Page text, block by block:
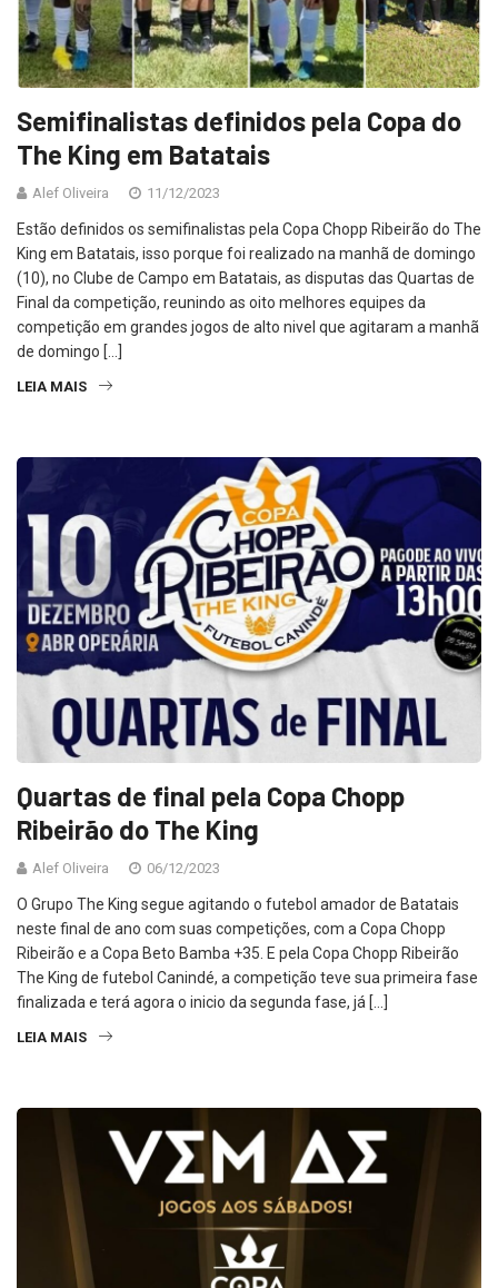
Semifinalistas definidos pela Copa do
The King em Batatais
Alef Oliveira 11/12/2023
Estão definidos os semifinalistas pela Copa Chopp Ribeirão do The
King em Batatais, isso porque foi realizado na manhã de domingo
(10), no Clube de Campo em Batatais, as disputas das Quartas de
Final da competição, reunindo as oito melhores equipes da
competição em grandes jogos de alto nivel que agitaram a manhã
de domingo […]
LEIA MAIS
Quartas de final pela Copa Chopp
Ribeirão do The King
Alef Oliveira 06/12/2023
O Grupo The King segue agitando o futebol amador de Batatais
neste final de ano com suas competições, com a Copa Chopp
Ribeirão e a Copa Beto Bamba +35. E pela Copa Chopp Ribeirão
The King de futebol Canindé, a competição teve sua primeira fase
finalizada e terá agora o inicio da segunda fase, já […]
LEIA MAIS